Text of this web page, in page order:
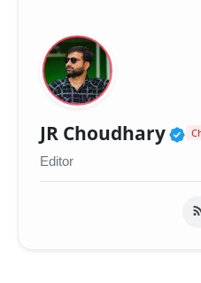
JR Choudhary
Editor